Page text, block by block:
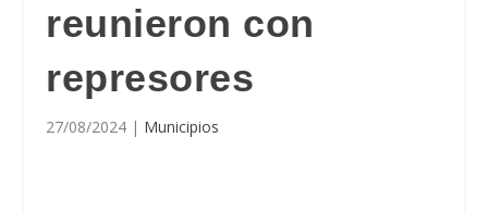
reunieron con
represores
27/08/2024 | Municipios